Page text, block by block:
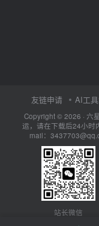
友链申请 AI工
Copyright © 2026 · 六
运，请在下载后24小时
mail：
站长微信